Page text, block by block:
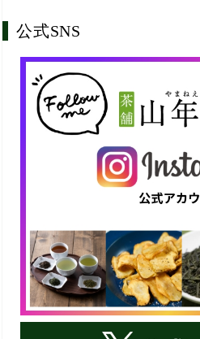
公式SNS